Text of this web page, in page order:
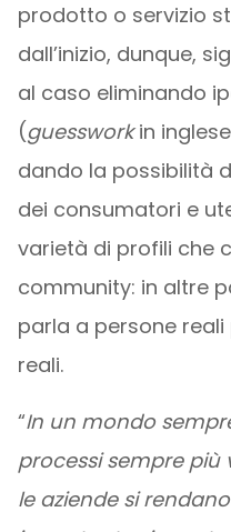
prodotto o servizio
dall’inizio, dunque,
al caso eliminando
(guessworkin
dando la possibilità
dei consumatori e
varietà di profili che
community: in altre
parla a persone
reali.
“In un mondo
processi sempre più
le aziende si